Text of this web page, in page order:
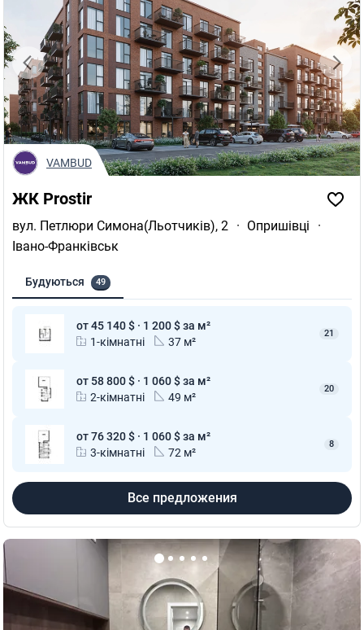
ЖК Prostir
вул. Петлюри Симона(Льотчиків), 2 · Опришівці
·
Івано-Франківськ
Будуються 49
от 45 140 $ · 1 200 $ за м²
1-кімнатні
37 м²
21
от 58 800 $ · 1 060 $ за м²
2-кімнатні
49 м²
20
от 76 320 $ · 1 060 $ за м²
3-кімнатні
72 м²
8
Все предложения
VAMBUD